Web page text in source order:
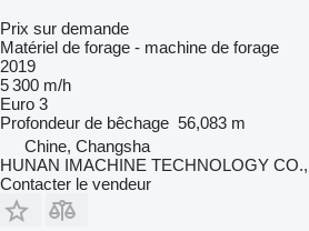
Prix sur demande
Matériel de forage - machine de forage
2019
5 300 m/h
Euro 3
Profondeur de bêchage 56,083 m
Chine, Changsha
HUNAN IMACHINE TECHNOLOGY
Contacter le vendeur